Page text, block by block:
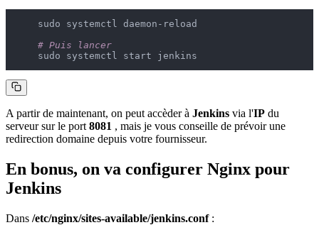
    sudo systemctl daemon-reload
# Puis lancer
A partir de maintenant, on peut accèder à Jenkins via l'IP du
serveur sur le port 8081 , mais je vous conseille de prévoir une
redirection domaine depuis votre fournisseur.
En bonus, on va configurer Nginx pour
Jenkins
Dans /etc/nginx/sites-available/jenkins.conf: